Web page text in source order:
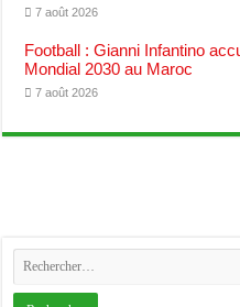
7 août 2026
Football : Gianni Infantino
Mondial 2030 au Maroc
7 août 2026